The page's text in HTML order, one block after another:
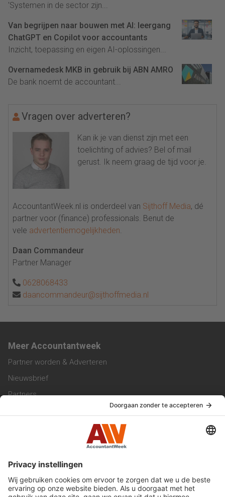
'Systemen in de sector zijn...
Van begrijpen naar bouwen met AI: leergang
ChatGPT en Copilot voor accountants
Inzicht, toepassing en eigen AI-oplossingen...
Overnamedesk MKB in gebruik bij ABN AMRO
De bank noemt de accountant...
Vragen over adverteren?
Kan ik je van dienst zijn met een
toelichting of advies? Bel of mail
gerust. Ik neem graag de tijd voor je.
AccountantWeek.nl is onderdeel van Sijthoff Media, dé
partner voor (finance) professionals. Benut de
vele advertentiemogelijkheden.
Daan Commandeur
Partner Manager
0628068433
daancommandeur@sijthoffmedia.nl
Meer Accountantweek
Partner worden & Adverteren
Nieuwsbrief
Partners
Werken bij ons
Privacy Statement